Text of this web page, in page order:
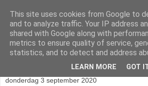
Klasblog van de
Droomhut
donderdag 3 september 2020
This site uses cookies from Google to
and to analyze traffic. Your IP address
shared with Google along with
metrics to ensure quality of service,
statistics, and to detect and address
LEARN MORE GOT